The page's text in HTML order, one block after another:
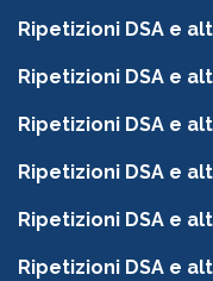
Ripetizioni DSA e
Ripetizioni DSA e
Ripetizioni DSA e
Ripetizioni DSA e
Ripetizioni DSA e
Ripetizioni DSA e